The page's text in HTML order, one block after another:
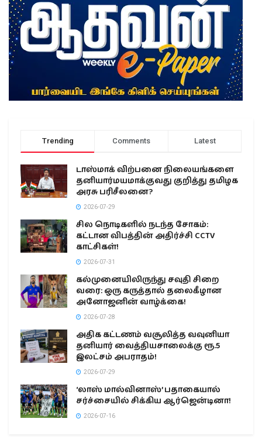
Trending Comments Latest
டாஸ்மாக் விற்பனை நிலையங்களை
தனியார்மயமாக்குவது குறித்து தமிழக
அரசு பரிசீலனை?
2026-07-29
சில நொடிகளில் நடந்த சோகம்:
கட்டான விபத்தின் அதிர்ச்சி CCTV
காட்சிகள்!
2026-07-31
கல்முனையிலிருந்து சவுதி சிறை
வரை: ஒரு கருத்தால் தலைகீழான
அனோஜனின் வாழ்க்கை!
2026-07-28
அதிக கட்டணம் வசூலித்த வவுனியா
தனியார் வைத்தியசாலைக்கு ரூ.5
இலட்சம் அபராதம்!
2026-07-29
‘லாஸ் மால்வினாஸ்’ பதாகையால்
சர்ச்சையில் சிக்கிய ஆர்ஜென்டினா!
2026-07-16